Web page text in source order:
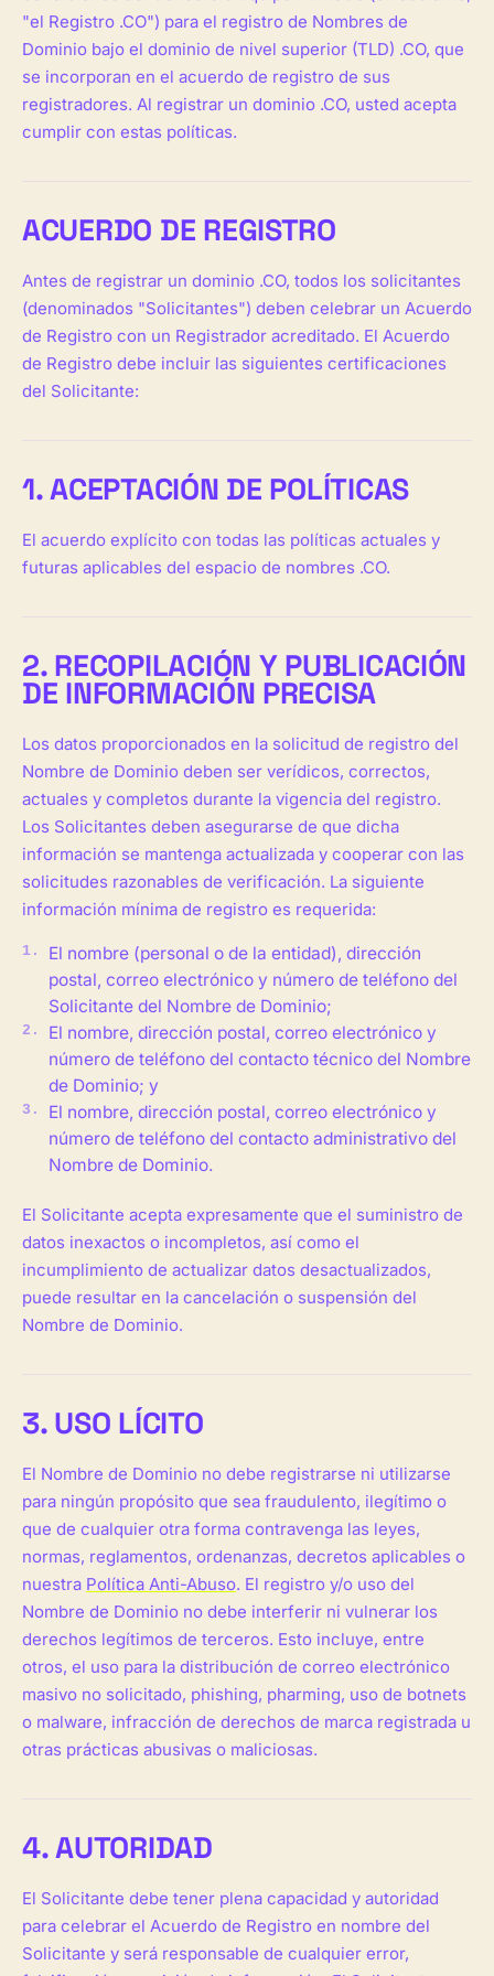
"el Registro .CO") para el registro de Nombres de
Dominio bajo el dominio de nivel superior (TLD) .CO, que
se incorporan en el acuerdo de registro de sus
registradores. Al registrar un dominio .CO, usted acepta
cumplir con estas políticas.
ACUERDO DE REGISTRO
Antes de registrar un dominio .CO, todos los solicitantes
(denominados "Solicitantes") deben celebrar un Acuerdo
de Registro con un Registrador acreditado. El Acuerdo
de Registro debe incluir las siguientes certificaciones
del Solicitante:
1. ACEPTACIÓN DE POLÍTICAS
El acuerdo explícito con todas las políticas actuales y
futuras aplicables del espacio de nombres .CO.
2. RECOPILACIÓN Y PUBLICACIÓN
DE INFORMACIÓN PRECISA
Los datos proporcionados en la solicitud de registro del
Nombre de Dominio deben ser verídicos, correctos,
actuales y completos durante la vigencia del registro.
Los Solicitantes deben asegurarse de que dicha
información se mantenga actualizada y cooperar con las
solicitudes razonables de verificación. La siguiente
información mínima de registro es requerida:
El nombre (personal o de la entidad), dirección
postal, correo electrónico y número de teléfono del
Solicitante del Nombre de Dominio;
El nombre, dirección postal, correo electrónico y
número de teléfono del contacto técnico del Nombre
de Dominio; y
El nombre, dirección postal, correo electrónico y
número de teléfono del contacto administrativo del
Nombre de Dominio.
El Solicitante acepta expresamente que el suministro de
datos inexactos o incompletos, así como el
incumplimiento de actualizar datos desactualizados,
puede resultar en la cancelación o suspensión del
Nombre de Dominio.
3. USO LÍCITO
El Nombre de Dominio no debe registrarse ni utilizarse
para ningún propósito que sea fraudulento, ilegítimo o
que de cualquier otra forma contravenga las leyes,
normas, reglamentos, ordenanzas, decretos aplicables o
nuestra Política Anti-Abuso. El registro y/o uso del
Nombre de Dominio no debe interferir ni vulnerar los
derechos legítimos de terceros. Esto incluye, entre
otros, el uso para la distribución de correo electrónico
masivo no solicitado, phishing, pharming, uso de botnets
o malware, infracción de derechos de marca registrada u
otras prácticas abusivas o maliciosas.
4. AUTORIDAD
El Solicitante debe tener plena capacidad y autoridad
para celebrar el Acuerdo de Registro en nombre del
Solicitante y será responsable de cualquier error,